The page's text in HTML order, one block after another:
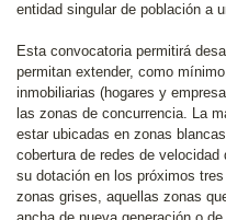
entidad singular de población a
Esta convocatoria permitirá
permitan extender, como
inmobiliarias (hogares y
las zonas de concurrencia. La
estar ubicadas en zonas
cobertura de redes de
su dotación en los próximos
zonas grises, aquellas zonas